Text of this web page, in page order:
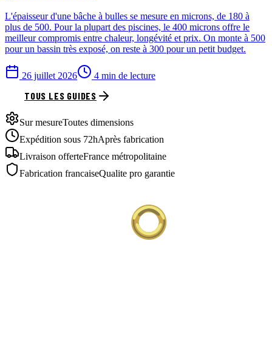
L'épaisseur d'une bâche à bulles se mesure en microns, de 180 à
plus de 500. Pour la plupart des piscines, le 400 microns offre le
meilleur compromis entre chaleur, longévité et prix. On monte à 500
pour un bassin très exposé, on reste à 300 pour un petit budget.
26 juillet 2026 4 min de lecture
TOUS LES GUIDES
Sur mesureToutes dimensions
Expédition sous 72hAprès fabrication
Livraison offerteFrance métropolitaine
Fabrication francaiseQualite pro garantie